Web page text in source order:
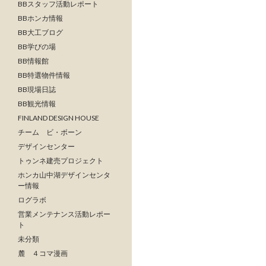
BBスタッフ活動レポート
BBホンカ情報
BB大工ブログ
BB学びの場
BB情報館
BB特選物件情報
BB現場日誌
BB観光情報
FINLAND DESIGN HOUSE
チーム ビ・ボーン
デザインセンター
トゥンネ建売プロジェクト
ホンカ山中湖デザインセンタ
ー情報
ログラボ
営業メンテナンス活動レポー
ト
未分類
麓 ４コマ漫画